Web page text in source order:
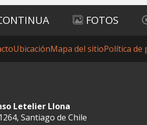
FOTOS
UbicaciónMapa del sitioPolítica de
Letelier Llona
Santiago de Chile